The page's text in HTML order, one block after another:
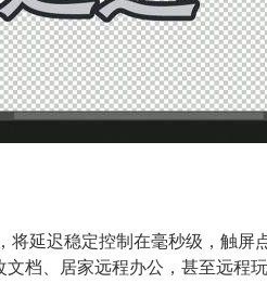
延迟稳定控制在毫秒级，触
档、居家远程办公，甚至远程